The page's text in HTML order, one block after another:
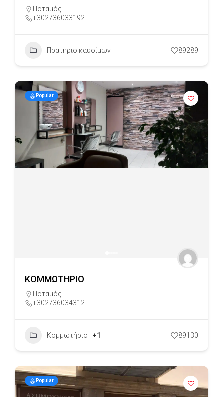
Ποταμός
+302736033192
Πρατήριο καυσίμων 89289
Popular
ΚΟΜΜΩΤΗΡΙΟ
Ποταμός
+302736034312
Κομμωτήριο +1 89130
Popular